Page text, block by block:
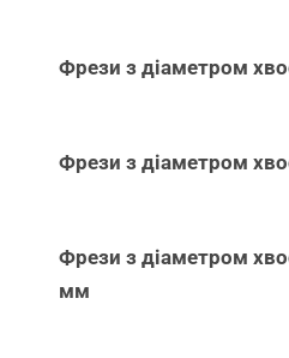
Фрези з діаметром
Фрези з діаметром
Фрези з діаметром
мм